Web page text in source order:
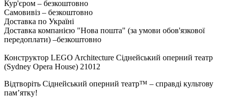
Кур'єром – безкоштовно
Самовивіз – безкоштовно
Доставка по Україні
Доставка компанією "Нова пошта" (за умови обов'язкової
передоплати) –безкоштовно
Конструктор LEGO Architecture Сіднейський оперний театр
(Sydney Opera House) 21012
Відтворіть Сіднейський оперний театр™ – справді культову
пам’ятку!